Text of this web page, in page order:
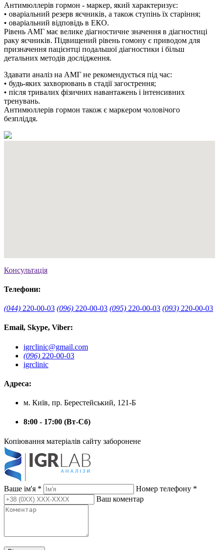
Антимюллерів гормон - маркер, який характеризує:
• оваріальний резерв яєчників, а також ступінь їх старіння;
• оваріальний відповідь в ЕКО.
Рівень АМГ має велике діагностичне значення в діагностиці
раку яєчників. Підвищений рівень гомону є приводом для
призначення пацієнтці подальшої діагностики і більш
детальних методів дослідження.
Здавати аналіз на АМГ не рекомендується під час:
• будь-яких захворювань в стадії загострення;
• після тривалих фізичних навантажень і інтенсивних
тренувань.
Антимюллерів гормон також є маркером чоловічого
безпліддя.
Консультація
Телефони:
(044) 220-00-03 (096) 220-00-03 (095) 220-00-03 (093) 220-00-03
Email, Skype, Viber:
igrclinic@gmail.com
(096) 220-00-03
igrclinic
Адреса:
м. Київ, пр. Берестейський, 121-Б
8:00 - 17:00 (Вт-Сб)
Копіювання матеріалів сайту заборонене
Ваше ім'я * Номер телефону *
Ваш коментар